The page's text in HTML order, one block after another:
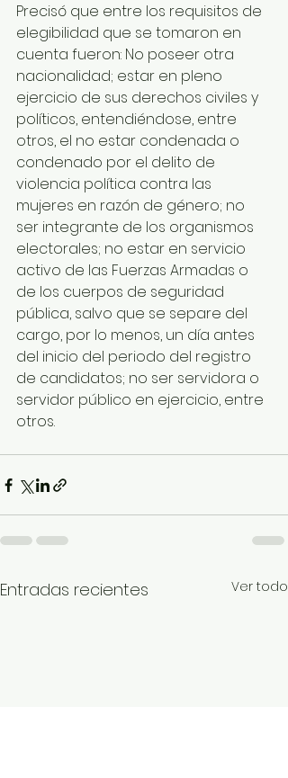
Precisó que entre los requisitos de
elegibilidad que se tomaron en
cuenta fueron: No poseer otra
nacionalidad; estar en pleno
ejercicio de sus derechos civiles y
políticos, entendiéndose, entre
otros, el no estar condenada o
condenado por el delito de
violencia política contra las
mujeres en razón de género; no
ser integrante de los organismos
electorales; no estar en servicio
activo de las Fuerzas Armadas o
de los cuerpos de seguridad
pública, salvo que se separe del
cargo, por lo menos, un día antes
del inicio del periodo del registro
de candidatos; no ser servidora o
servidor público en ejercicio, entre
otros.
Entradas recientes Ver todo